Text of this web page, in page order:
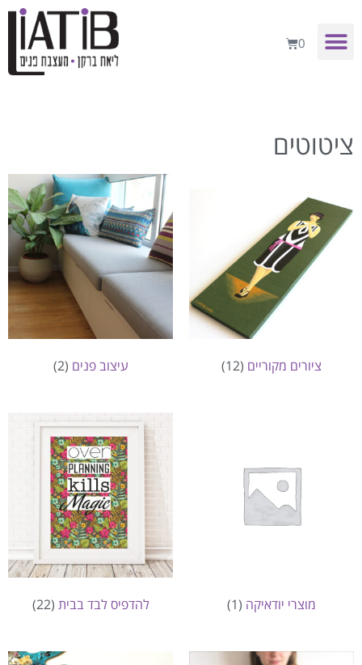
0
ציטוטים
ציורים מקוריים (12) עיצוב פנים (2)
מוצרי יודאיקה (1) להדפיס לבד בבית (22)